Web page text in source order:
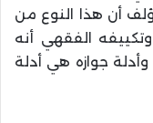
أن هذا النوع من
الفقهي أنه
جوازه هي أدلة